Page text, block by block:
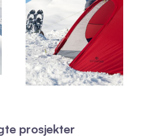
prosjekter